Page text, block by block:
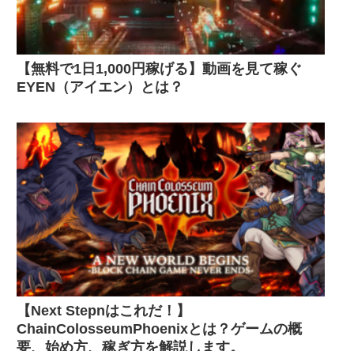
【無料で1日1,000円稼げる】動画を見て稼ぐ
EYEN（アイエン）とは？
【Next Stepnはこれだ！】
ChainColosseumPhoenixとは？ゲームの概
要、始め方、稼ぎ方を解説します。